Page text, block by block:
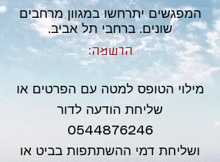
המפגשים יתרחשו במגוון מרחבים
שונים. ברחבי תל אביב.
הרשמה:
מילוי הטופס למטה עם הפרטים או
שליחת הודעה לדור
0544876246
ושליחת דמי ההשתתפות בביט או